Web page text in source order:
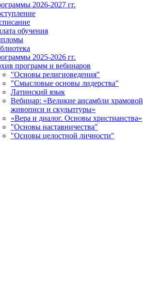
2026-2027 гг.
обучения
2025-2026 гг.
программ и вебинаров
"Основы религиоведения"
"Смысловые основы лидерства"
Латинский язык
Вебинар: «Великие ансамбли храмовой
живописи и скульптуры»
«Вера и диалог. Основы христианства»
"Основы наставничества"
"Основы целостной личности"